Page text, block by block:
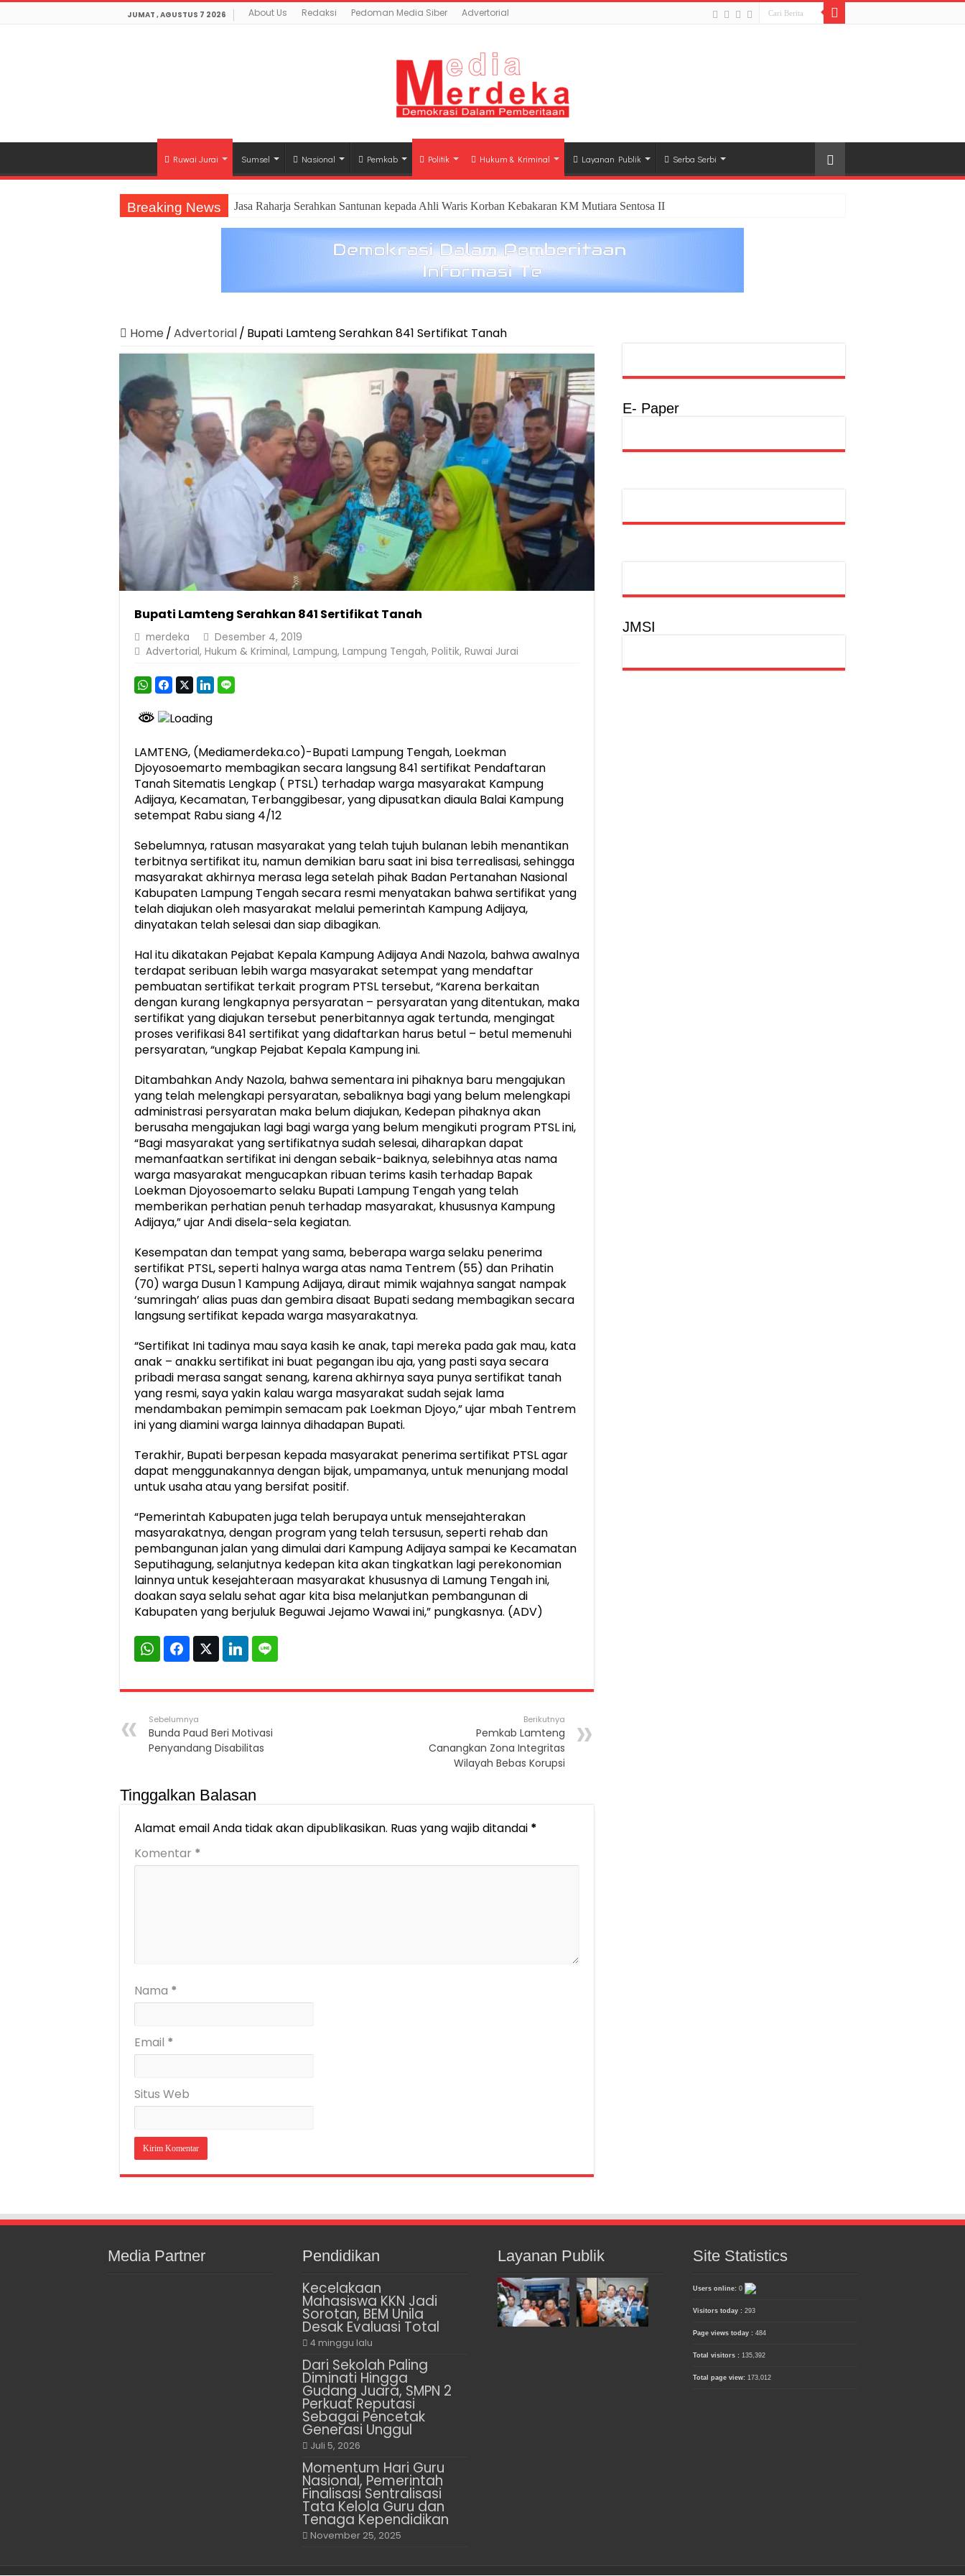
JUMAT , AGUSTUS 7 2026 About Us Redaksi Pedoman Media Siber Advertorial
Ruwai Jurai Sumsel Nasional Pemkab Politik Hukum & Kriminal Layanan Publik Serba Serbi
Breaking News Jasa Raharja Serahkan Santunan kepada Ahli Waris Korban Kebakaran KM Mutiara Sentosa II
Home /Advertorial/ Bupati Lamteng Serahkan 841 Sertifikat Tanah
Bupati Lamteng Serahkan 841 Sertifikat Tanah
merdeka
Desember 4, 2019
Advertorial, Hukum & Kriminal, Lampung, Lampung Tengah, Politik, Ruwai Jurai
LAMTENG, (Mediamerdeka.co)-Bupati Lampung Tengah, Loekman
Djoyosoemarto membagikan secara langsung 841 sertifikat Pendaftaran
Tanah Sitematis Lengkap ( PTSL) terhadap warga masyarakat Kampung
Adijaya, Kecamatan, Terbanggibesar, yang dipusatkan diaula Balai Kampung
setempat Rabu siang 4/12
Sebelumnya, ratusan masyarakat yang telah tujuh bulanan lebih menantikan
terbitnya sertifikat itu, namun demikian baru saat ini bisa terrealisasi, sehingga
masyarakat akhirnya merasa lega setelah pihak Badan Pertanahan Nasional
Kabupaten Lampung Tengah secara resmi menyatakan bahwa sertifikat yang
telah diajukan oleh masyarakat melalui pemerintah Kampung Adijaya,
dinyatakan telah selesai dan siap dibagikan.
Hal itu dikatakan Pejabat Kepala Kampung Adijaya Andi Nazola, bahwa awalnya
terdapat seribuan lebih warga masyarakat setempat yang mendaftar
pembuatan sertifikat terkait program PTSL tersebut, “Karena berkaitan
dengan kurang lengkapnya persyaratan – persyaratan yang ditentukan, maka
sertifikat yang diajukan tersebut penerbitannya agak tertunda, mengingat
proses verifikasi 841 sertifikat yang didaftarkan harus betul – betul memenuhi
persyaratan, “ungkap Pejabat Kepala Kampung ini.
Ditambahkan Andy Nazola, bahwa sementara ini pihaknya baru mengajukan
yang telah melengkapi persyaratan, sebaliknya bagi yang belum melengkapi
administrasi persyaratan maka belum diajukan, Kedepan pihaknya akan
berusaha mengajukan lagi bagi warga yang belum mengikuti program PTSL ini,
“Bagi masyarakat yang sertifikatnya sudah selesai, diharapkan dapat
memanfaatkan sertifikat ini dengan sebaik-baiknya, selebihnya atas nama
warga masyarakat mengucapkan ribuan terims kasih terhadap Bapak
Loekman Djoyosoemarto selaku Bupati Lampung Tengah yang telah
memberikan perhatian penuh terhadap masyarakat, khususnya Kampung
Adijaya,” ujar Andi disela-sela kegiatan.
Kesempatan dan tempat yang sama, beberapa warga selaku penerima
sertifikat PTSL, seperti halnya warga atas nama Tentrem (55) dan Prihatin
(70) warga Dusun 1 Kampung Adijaya, diraut mimik wajahnya sangat nampak
‘sumringah’ alias puas dan gembira disaat Bupati sedang membagikan secara
langsung sertifikat kepada warga masyarakatnya.
“Sertifikat Ini tadinya mau saya kasih ke anak, tapi mereka pada gak mau, kata
anak – anakku sertifikat ini buat pegangan ibu aja, yang pasti saya secara
pribadi merasa sangat senang, karena akhirnya saya punya sertifikat tanah
yang resmi, saya yakin kalau warga masyarakat sudah sejak lama
mendambakan pemimpin semacam pak Loekman Djoyo,” ujar mbah Tentrem
ini yang diamini warga lainnya dihadapan Bupati.
Terakhir, Bupati berpesan kepada masyarakat penerima sertifikat PTSL agar
dapat menggunakannya dengan bijak, umpamanya, untuk menunjang modal
untuk usaha atau yang bersifat positif.
“Pemerintah Kabupaten juga telah berupaya untuk mensejahterakan
masyarakatnya, dengan program yang telah tersusun, seperti rehab dan
pembangunan jalan yang dimulai dari Kampung Adijaya sampai ke Kecamatan
Seputihagung, selanjutnya kedepan kita akan tingkatkan lagi perekonomian
lainnya untuk kesejahteraan masyarakat khususnya di Lamung Tengah ini,
doakan saya selalu sehat agar kita bisa melanjutkan pembangunan di
Kabupaten yang berjuluk Beguwai Jejamo Wawai ini,” pungkasnya. (ADV)
Sebelumnya
Bunda Paud Beri Motivasi
Penyandang Disabilitas
Berikutnya
Pemkab Lamteng
Canangkan Zona Integritas
Wilayah Bebas Korupsi
Tinggalkan Balasan
Alamat email Anda tidak akan dipublikasikan. Ruas yang wajib ditandai *
Komentar *
Nama *
Email *
Situs Web
E- Paper
JMSI
Media Partner Pendidikan
Kecelakaan
Mahasiswa KKN Jadi
Sorotan, BEM Unila
Desak Evaluasi Total
4 minggu lalu
Dari Sekolah Paling
Diminati Hingga
Gudang Juara, SMPN 2
Perkuat Reputasi
Sebagai Pencetak
Generasi Unggul
Juli 5, 2026
Momentum Hari Guru
Nasional, Pemerintah
Finalisasi Sentralisasi
Tata Kelola Guru dan
Tenaga Kependidikan
November 25, 2025
Layanan Publik Site Statistics
Users online: 0
Visitors today : 293
Page views today : 484
Total visitors : 135,392
Total page view: 173,012